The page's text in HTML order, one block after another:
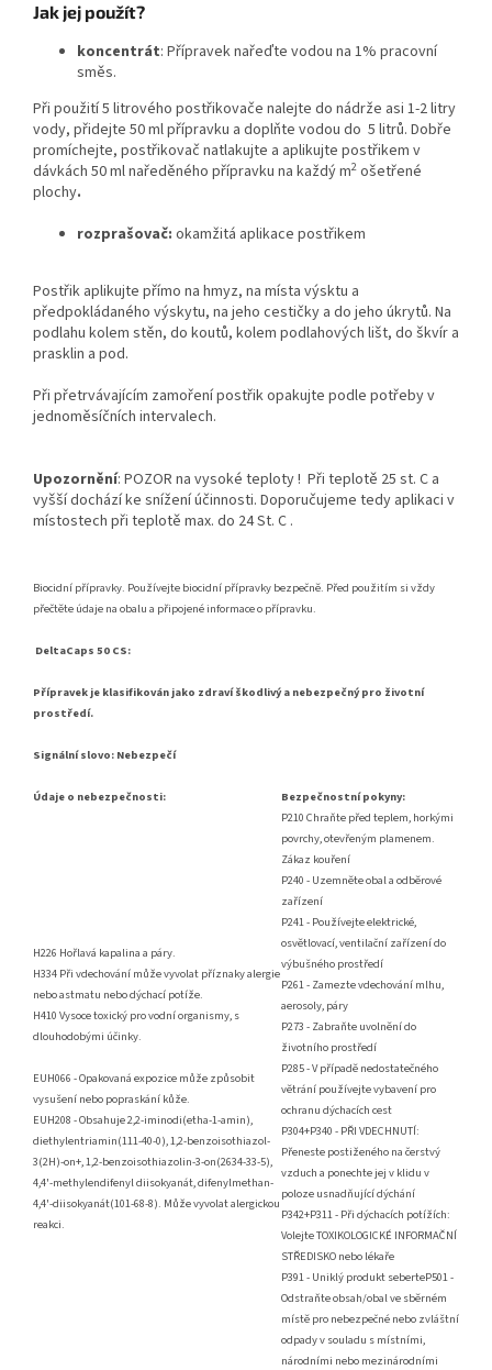
Jak jej použít?
koncentrát: Přípravek nařeďte vodou na 1% pracovní
směs.
Při použití 5 litrového postřikovače nalejte do nádrže asi 1-2 litry
vody, přidejte 50 ml přípravku a doplňte vodou do 5 litrů. Dobře
promíchejte, postřikovač natlakujte a aplikujte postřikem v
dávkách 50 ml naředěného přípravku na každý m2 ošetřené
plochy.
rozprašovač: okamžitá aplikace postřikem
Postřik aplikujte přímo na hmyz, na místa výsktu a
předpokládaného výskytu, na jeho cestičky a do jeho úkrytů. Na
podlahu kolem stěn, do koutů, kolem podlahových lišt, do škvír a
prasklin a pod.
Při přetrvávajícím zamoření postřik opakujte podle potřeby v
jednoměsíčních intervalech.
Upozornění: POZOR na vysoké teploty ! Při teplotě 25 st. C a
vyšší dochází ke snížení účinnosti. Doporučujeme tedy aplikaci v
místostech při teplotě max. do 24 St. C .
Biocidní přípravky. Používejte biocidní přípravky bezpečně. Před použitím si vždy
přečtěte údaje na obalu a připojené informace o přípravku.
DeltaCaps 50 CS:
Přípravek je klasifikován jako zdraví škodlivý a nebezpečný pro životní
prostředí.
Signální slovo: Nebezpečí
Údaje o nebezpečnosti: Bezpečnostní pokyny:
H226 Hořlavá kapalina a páry.
H334 Při vdechování může vyvolat příznaky alergie
nebo astmatu nebo dýchací potíže.
H410 Vysoce toxický pro vodní organismy, s
dlouhodobými účinky.
EUH066 - Opakovaná expozice může způsobit
vysušení nebo popraskání kůže.
EUH208 - Obsahuje 2,2-iminodi(etha-1-amin),
diethylentriamin(111-40-0), 1,2-benzoisothiazol-
3(2H)-on+, 1,2-benzoisothiazolin-3-on(2634-33-5),
4,4'-methylendifenyl diisokyanát, difenylmethan-
4,4'-diisokyanát(101-68-8). Může vyvolat alergickou
reakci.
P210 Chraňte před teplem, horkými
povrchy, otevřeným plamenem.
Zákaz kouření
P240 - Uzemněte obal a odběrové
zařízení
P241 - Používejte elektrické,
osvětlovací, ventilační zařízení do
výbušného prostředí
P261 - Zamezte vdechování mlhu,
aerosoly, páry
P273 - Zabraňte uvolnění do
životního prostředí
P285 - V případě nedostatečného
větrání používejte vybavení pro
ochranu dýchacích cest
P304+P340 - PŘI VDECHNUTÍ:
Přeneste postiženého na čerstvý
vzduch a ponechte jej v klidu v
poloze usnadňující dýchání
P342+P311 - Při dýchacích potížích:
Volejte TOXIKOLOGICKÉ INFORMAČNÍ
STŘEDISKO nebo lékaře
P391 - Uniklý produkt seberteP501 -
Odstraňte obsah/obal ve sběrném
místě pro nebezpečné nebo zvláštní
odpady v souladu s místními,
národními nebo mezinárodními